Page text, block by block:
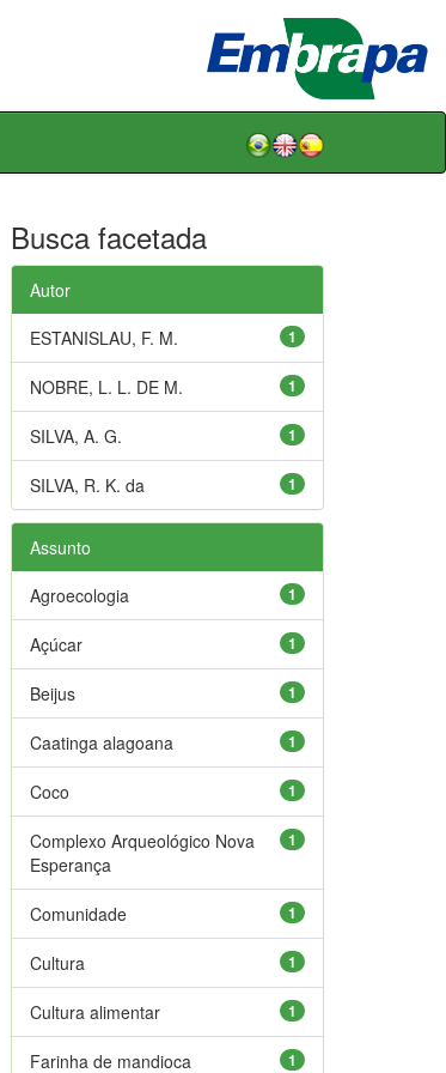
Busca facetada
Autor
1
ESTANISLAU, F. M.
1
NOBRE, L. L. DE M.
1
SILVA, A. G.
1
SILVA, R. K. da
Assunto
1
Agroecologia
1
Açúcar
1
Beijus
1
Caatinga alagoana
1
Coco
1
Complexo Arqueológico Nova
Esperança
1
Comunidade
1
Cultura
1
Cultura alimentar
1
Farinha de mandioca